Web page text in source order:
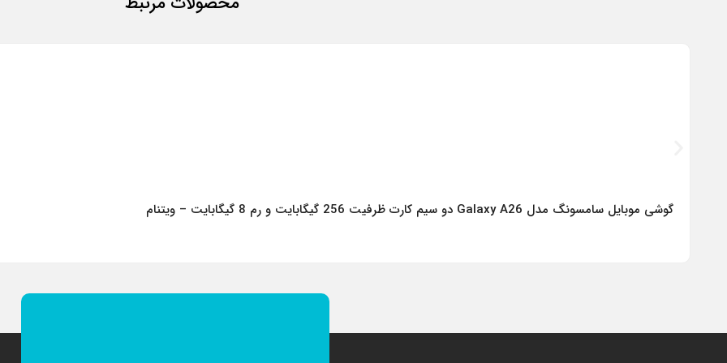
گوشی موبایل سامسونگ مدل Galaxy A26 دو سیم کارت ظرفیت 256 گیگابایت و رم 8 گیگابایت – ویتنام